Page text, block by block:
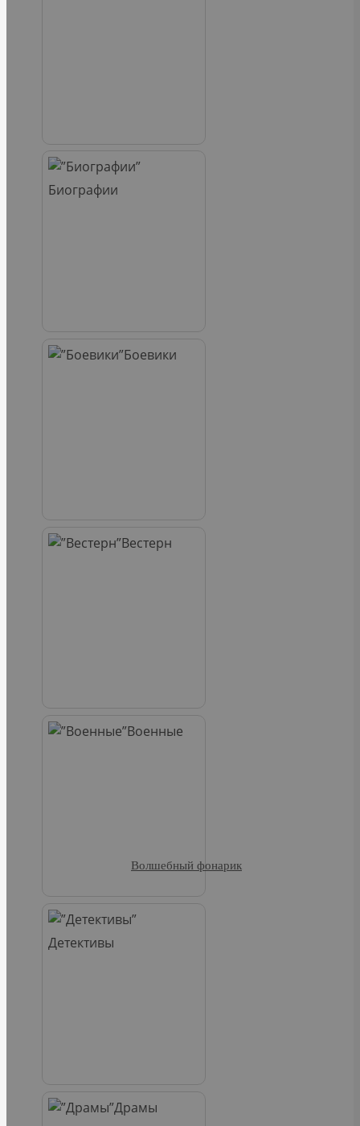
Биографии
Боевики
Вестерн
Военные
Детективы
Драмы
Волшебный фонарик